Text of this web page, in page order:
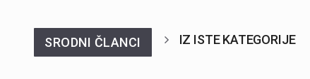
SRODNI ČLANCI IZ ISTE KATEGORIJE